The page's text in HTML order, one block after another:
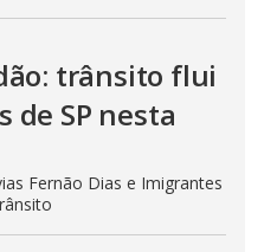
trânsito flui
de SP nesta
Fernão Dias e Imigrantes